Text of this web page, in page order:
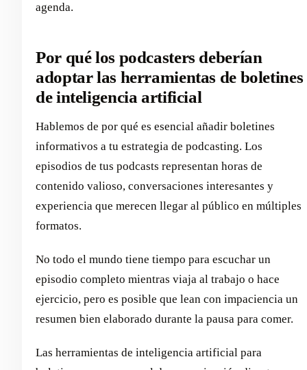
agenda.
Por qué los podcasters deberían
adoptar las herramientas de boletines
de inteligencia artificial
Hablemos de por qué es esencial añadir boletines
informativos a tu estrategia de podcasting. Los
episodios de tus podcasts representan horas de
contenido valioso, conversaciones interesantes y
experiencia que merecen llegar al público en múltiples
formatos.
No todo el mundo tiene tiempo para escuchar un
episodio completo mientras viaja al trabajo o hace
ejercicio, pero es posible que lean con impaciencia un
resumen bien elaborado durante la pausa para comer.
Las herramientas de inteligencia artificial para